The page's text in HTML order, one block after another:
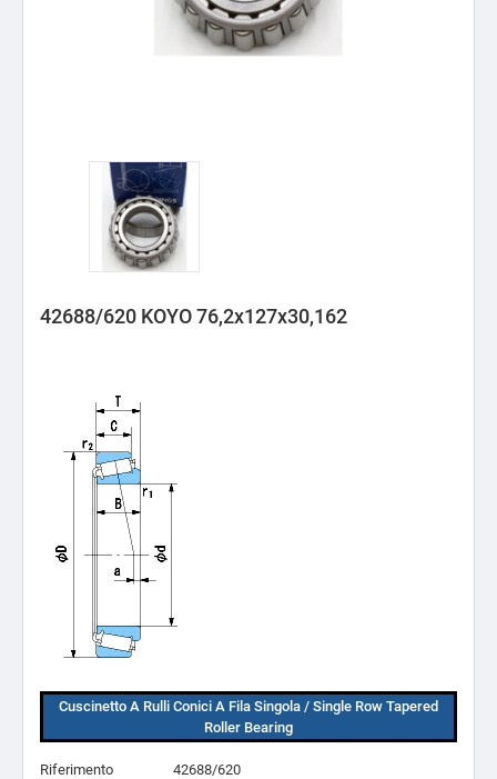
42688/620 KOYO 76,2x127x30,162
Cuscinetto A Rulli Conici A Fila Singola / Single Row Tapered
Roller Bearing
Riferimento
42688/620